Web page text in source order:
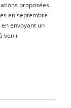
proposées
en septembre
envoyant un
venir